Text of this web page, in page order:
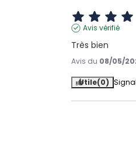
Avis vérifié
Très bien
Avis du 08/05/
Utile(0)